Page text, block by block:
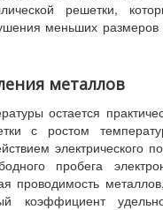
решетки,
меньших размеров
металлов
остается
с ростом
электрического
пробега
проводимость
коэффициент